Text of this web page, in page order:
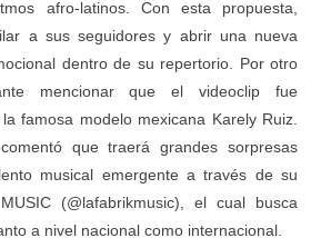
afro-latinos. Con esta propuesta,
a sus seguidores y abrir una nueva
dentro de su repertorio. Por otro
mencionar que el videoclip fue
famosa modelo mexicana Karely Ruiz.
que traerá grandes sorpresas
musical emergente a través de su
(@lafabrikmusic), el cual busca
a nivel nacional como internacional.